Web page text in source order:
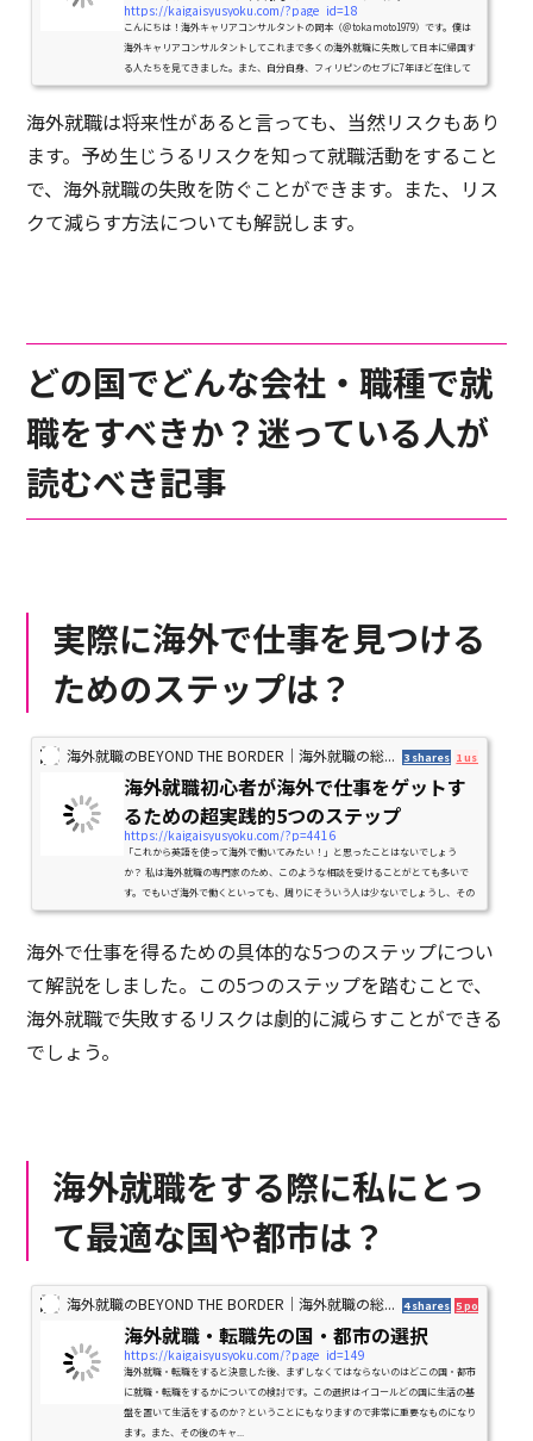
https://kaigaisyusyoku.com/?page_id=18
こんにちは！海外キャリアコンサルタントの岡本（＠tokamoto1979）です。僕は
海外キャリアコンサルタントしてこれまで多くの海外就職に失敗して日本に帰国す
る人たちを見てきました。また、自分自身、フィリピンのセブに7年ほど在住して
仕事をしてきました。これまで...
海外就職は将来性があると言っても、当然リスクもあり
ます。予め生じうるリスクを知って就職活動をすること
で、海外就職の失敗を防ぐことができます。また、リス
クて減らす方法についても解説します。
どの国でどんな会社・職種で就
職をすべきか？迷っている人が
読むべき記事
実際に海外で仕事を見つける
ためのステップは？
海外就職のBEYOND THE BORDER｜海外就職の総... 3 shares 1 user
海外就職初心者が海外で仕事をゲットす
るための超実践的5つのステップ
https://kaigaisyusyoku.com/?p=4416
「これから英語を使って海外で働いてみたい！」と思ったことはないでしょう
か？ 私は海外就職の専門家のため、このような相談を受けることがとても多いで
す。でもいざ海外で働くといっても、周りにそういう人は少ないでしょうし、その
方法はあまり知られていま...
海外で仕事を得るための具体的な5つのステップについ
て解説をしました。この5つのステップを踏むことで、
海外就職で失敗するリスクは劇的に減らすことができる
でしょう。
海外就職をする際に私にとっ
て最適な国や都市は？
海外就職のBEYOND THE BORDER｜海外就職の総... 4 shares 5 pockets
海外就職・転職先の国・都市の選択
https://kaigaisyusyoku.com/?page_id=149
海外就職・転職をすると決意した後、まずしなくてはならないのはどこの国・都市
に就職・転職をするかについての検討です。この選択はイコールどの国に生活の基
盤を置いて生活をするのか？ということにもなりますので非常に重要なものになり
ます。また、その後のキャ...